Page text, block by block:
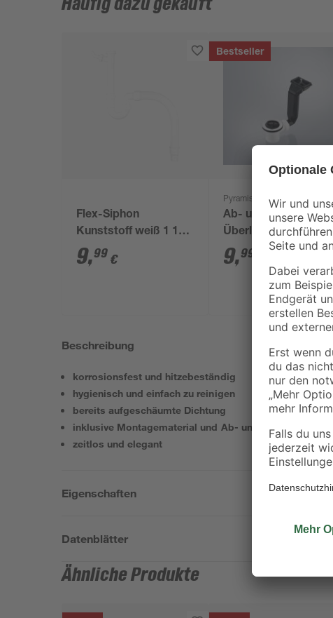
Häufig dazu gekauft
Flex-Siphon
Kunststoff weiß 1 1/2'
x 40/50 mm
9,99 €
Bestseller
Pyramis
Ab- und
Überlaufgarnitur
Modell 'CA 1'
9,99
Beschreibung
korrosionsfest und hitzebeständig
hygienisch und einfach zu reinigen
bereits aufgeschäumte Dichtung
inklusive Montagematerial und Ab- und Überlaufgarnitur
zeitlos und elegant
Eigenschaften
Datenblätter
Ähnliche Produkte